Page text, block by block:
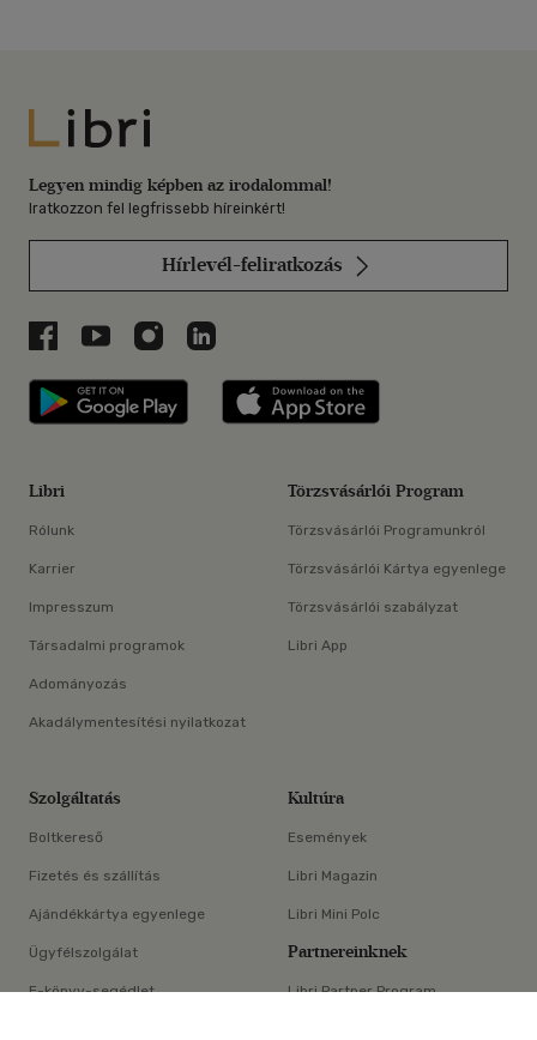
×
Libri
Legyen mindig képben az irodalommal!
Iratkozzon fel legfrissebb híreinkért!
Hírlevél-feliratkozás
Libri a Facebookon
Libri a Youtube-on
Libri az Instagramon
Libri a LinkedInen
Libri applikáció Szerezd meg: Google
Libri
Rólunk
Karrier
Impresszum
Társadalmi programok
Adományozás
Akadálymentesítési nyilatkozat
Törzsvásárlói Program
Törzsvásárlói Programunkról
Törzsvásárlói Kártya egyenlege
Törzsvásárlói szabályzat
Libri App
Szolgáltatás
Boltkereső
Fizetés és szállítás
Ajándékkártya egyenlege
Ügyfélszolgálat
E-könyv-segédlet
Kultúra
Események
Libri Magazin
Libri Mini Polc
Partnereinknek
Libri Partner Program